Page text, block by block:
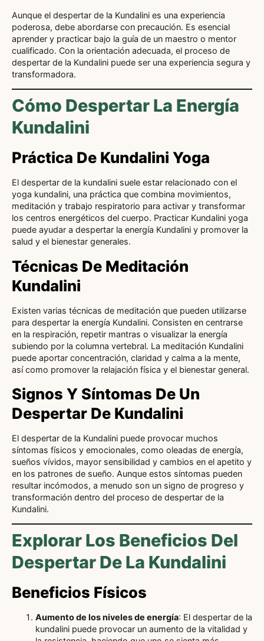
Aunque el despertar de la Kundalini es una experiencia
poderosa, debe abordarse con precaución. Es esencial
aprender y practicar bajo la guía de un maestro o mentor
cualificado. Con la orientación adecuada, el proceso de
despertar de la Kundalini puede ser una experiencia segura y
transformadora.
Cómo Despertar La Energía
Kundalini
Práctica De Kundalini Yoga
El despertar de la kundalini suele estar relacionado con el
yoga kundalini, una práctica que combina movimientos,
meditación y trabajo respiratorio para activar y transformar
los centros energéticos del cuerpo. Practicar Kundalini yoga
puede ayudar a despertar la energía Kundalini y promover la
salud y el bienestar generales.
Técnicas De Meditación
Kundalini
Existen varias técnicas de meditación que pueden utilizarse
para despertar la energía Kundalini. Consisten en centrarse
en la respiración, repetir mantras o visualizar la energía
subiendo por la columna vertebral. La meditación Kundalini
puede aportar concentración, claridad y calma a la mente,
así como promover la relajación física y el bienestar general.
Signos Y Síntomas De Un
Despertar De Kundalini
El despertar de la Kundalini puede provocar muchos
síntomas físicos y emocionales, como oleadas de energía,
sueños vívidos, mayor sensibilidad y cambios en el apetito y
en los patrones de sueño. Aunque estos síntomas pueden
resultar incómodos, a menudo son un signo de progreso y
transformación dentro del proceso de despertar de la
Kundalini.
Explorar Los Beneficios Del
Despertar De La Kundalini
Beneficios Físicos
Aumento de los niveles de energía: El despertar de la
kundalini puede provocar un aumento de la vitalidad y